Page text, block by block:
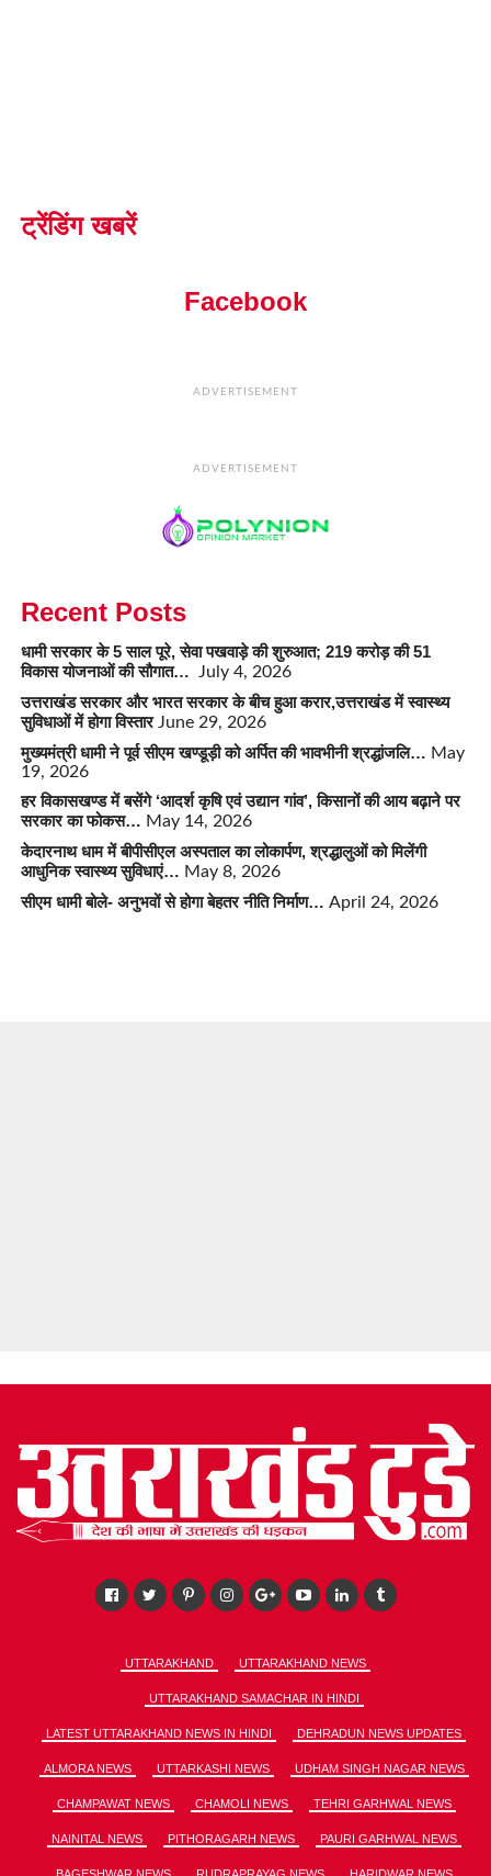
ट्रेंडिंग खबरें
Facebook
ADVERTISEMENT
ADVERTISEMENT
Recent Posts
धामी सरकार के 5 साल पूरे, सेवा पखवाड़े की शुरुआत; 219 करोड़ की 51
विकास योजनाओं की सौगात…
July 4, 2026
उत्तराखंड सरकार और भारत सरकार के बीच हुआ करार,उत्तराखंड में स्वास्थ्य
सुविधाओं में होगा विस्तार June 29, 2026
मुख्यमंत्री धामी ने पूर्व सीएम खण्डूड़ी को अर्पित की भावभीनी श्रद्धांजलि… May
19, 2026
हर विकासखण्ड में बसेंगे ‘आदर्श कृषि एवं उद्यान गांव’, किसानों की आय बढ़ाने पर
सरकार का फोकस… May 14, 2026
केदारनाथ धाम में बीपीसीएल अस्पताल का लोकार्पण, श्रद्धालुओं को मिलेंगी
आधुनिक स्वास्थ्य सुविधाएं… May 8, 2026
सीएम धामी बोले- अनुभवों से होगा बेहतर नीति निर्माण… April 24, 2026
UTTARAKHAND UTTARAKHAND NEWS
UTTARAKHAND SAMACHAR IN HINDI
LATEST UTTARAKHAND NEWS IN HINDI DEHRADUN NEWS UPDATES
ALMORA NEWS UTTARKASHI NEWS UDHAM SINGH NAGAR NEWS
CHAMPAWAT NEWS CHAMOLI NEWS TEHRI GARHWAL NEWS
NAINITAL NEWS PITHORAGARH NEWS PAURI GARHWAL NEWS